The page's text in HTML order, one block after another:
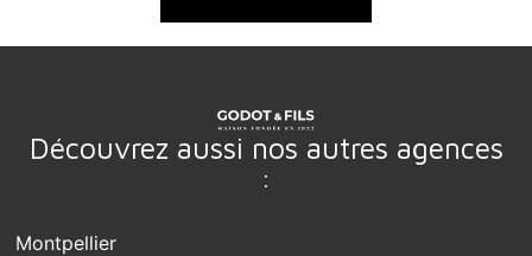
Découvrez aussi nos autres agences
:
Montpellier